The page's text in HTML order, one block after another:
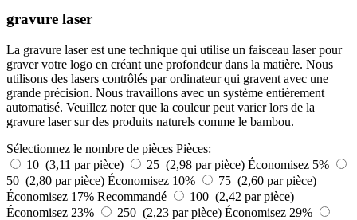
gravure laser
La gravure laser est une technique qui utilise un faisceau laser pour
graver votre logo en créant une profondeur dans la matière. Nous
utilisons des lasers contrôlés par ordinateur qui gravent avec une
grande précision. Nous travaillons avec un système entièrement
automatisé. Veuillez noter que la couleur peut varier lors de la
gravure laser sur des produits naturels comme le bambou.
Sélectionnez le nombre de pièces Pièces:
10 (3,11 par pièce)
25 (2,98 par pièce) Économisez 5%
50 (2,80 par pièce) Économisez 10%
75 (2,60 par pièce)
Économisez 17% Recommandé
100 (2,42 par pièce)
Économisez 23%
250 (2,23 par pièce) Économisez 29%